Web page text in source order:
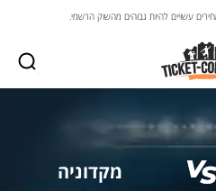
עשויים להיות גבוהים מהשוק הרשמי.
מקדוניה